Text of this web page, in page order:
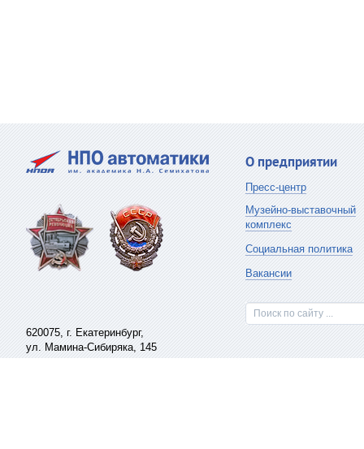
620075, г. Екатеринбург,
ул. Мамина-Сибиряка, 145
О предприятии
Пресс-центр
Музейно-выставочный
комплекс
Социальная политика
Вакансии
Поиск по сайту ...